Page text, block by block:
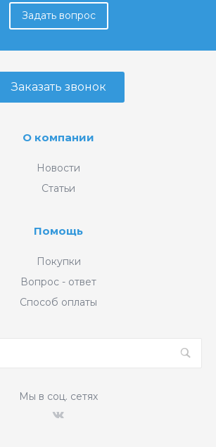
Задать вопрос
Заказать звонок
О компании
Новости
Статьи
Помощь
Покупки
Вопрос - ответ
Способ оплаты
Мы в соц. сетях